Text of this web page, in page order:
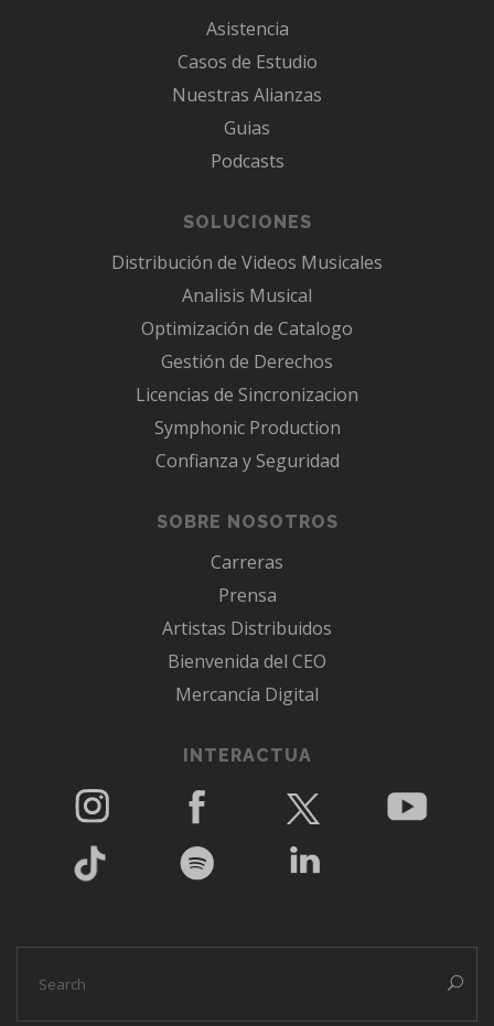
Asistencia
Casos de Estudio
Nuestras Alianzas
Guias
Podcasts
SOLUCIONES
Distribución de Videos Musicales
Analisis Musical
Optimización de Catalogo
Gestión de Derechos
Licencias de Sincronizacion
Symphonic Production
Confianza y Seguridad
SOBRE NOSOTROS
Carreras
Prensa
Artistas Distribuidos
Bienvenida del CEO
Mercancía Digital
INTERACTUA